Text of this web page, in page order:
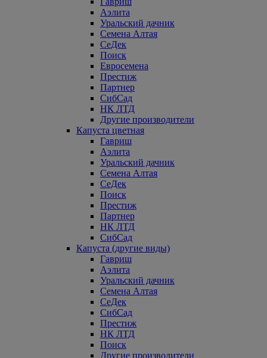
Аэлита
Уральский дачник
Семена Алтая
СеДек
Поиск
Евросемена
Престиж
Партнер
СибСад
НК ЛТД
Другие производители
Капуста цветная
Гавриш
Аэлита
Уральский дачник
Семена Алтая
СеДек
Поиск
Престиж
Партнер
НК ЛТД
СибСад
Капуста (другие виды)
Гавриш
Аэлита
Уральский дачник
Семена Алтая
СеДек
СибСад
Престиж
НК ЛТД
Поиск
Другие производители